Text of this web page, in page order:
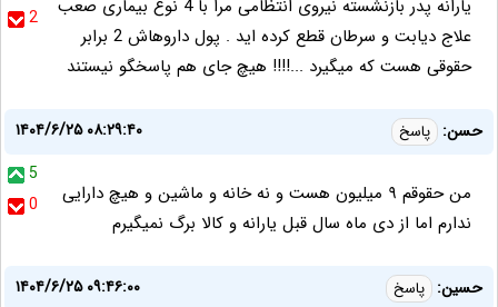
2
یارانه پدر بازنشسته نیروی انتظامی مرا با 4 نوع بیماری صعب
علاج دیابت و سرطان قطع کرده اید . پول داروهاش 2 برابر
حقوقی هست که میگیرد ...!!!! هیچ جای هم پاسخگو نیستند
حسن: پاسخ
۱۴۰۴/۶/۲۵ ۰۸:۲۹:۴۰
5
0
من حقوقم ۹ میلیون هست و نه خانه و ماشین و هیچ دارایی
ندارم اما از دی ماه سال قبل یارانه و کالا برگ نمیگیرم
حسین: پاسخ
۱۴۰۴/۶/۲۵ ۰۹:۴۶:۰۰